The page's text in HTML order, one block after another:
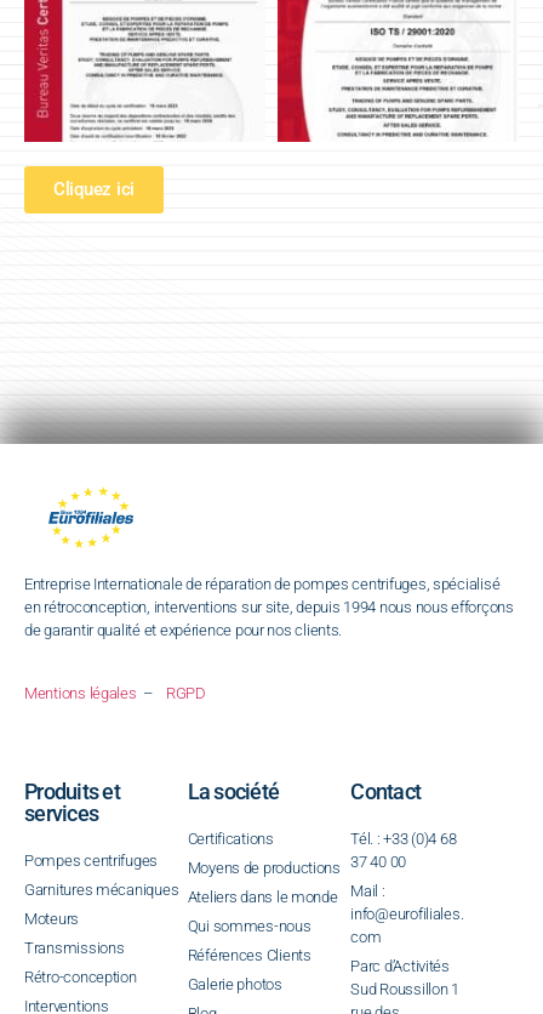
Cliquez ici
Entreprise Internationale de réparation de pompes centrifuges, spécialisé
en rétroconception, interventions sur site, depuis 1994 nous nous efforçons
de garantir qualité et expérience pour nos clients.
Mentions légales – RGPD
Produits et
services
Pompes centrifuges
Garnitures mécaniques
Moteurs
Transmissions
Rétro-conception
Interventions
La société
Certifications
Moyens de productions
Ateliers dans le monde
Qui sommes-nous
Références Clients
Galerie photos
Contact
Tél. : +33 (0)4 68
37 40 00
Mail :
info@eurofiliales.
com
Parc d’Activités
Sud Roussillon 1